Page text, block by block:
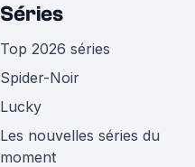
Séries
Top 2026 séries
Spider-Noir
Lucky
Les nouvelles séries du
moment